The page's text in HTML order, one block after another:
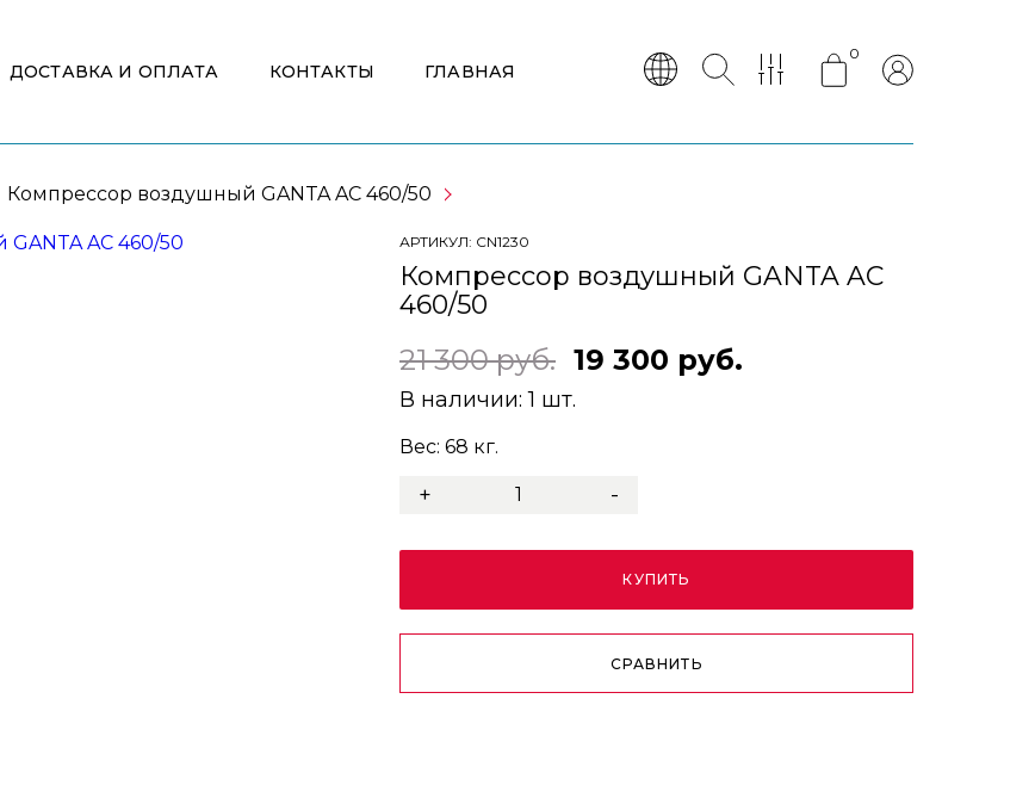
ДОСТАВКА И ОПЛАТА КОНТАКТЫ ГЛАВНАЯ
0
Компрессор воздушный GANTA AC 460/50
АРТИКУЛ: CN1230
Компрессор воздушный GANTA AC
460/50
21 300 руб. 19 300 руб.
В наличии:1 шт.
Вес: 68 кг.
+ -
КУПИТЬ
СРАВНИТЬ